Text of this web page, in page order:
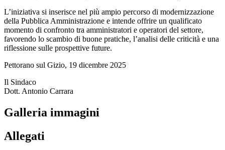
L’iniziativa si inserisce nel più ampio percorso di modernizzazione
della Pubblica Amministrazione e intende offrire un qualificato
momento di confronto tra amministratori e operatori del settore,
favorendo lo scambio di buone pratiche, l’analisi delle criticità e una
riflessione sulle prospettive future.
Pettorano sul Gizio, 19 dicembre 2025
Il Sindaco
Dott. Antonio Carrara
Galleria immagini
Allegati